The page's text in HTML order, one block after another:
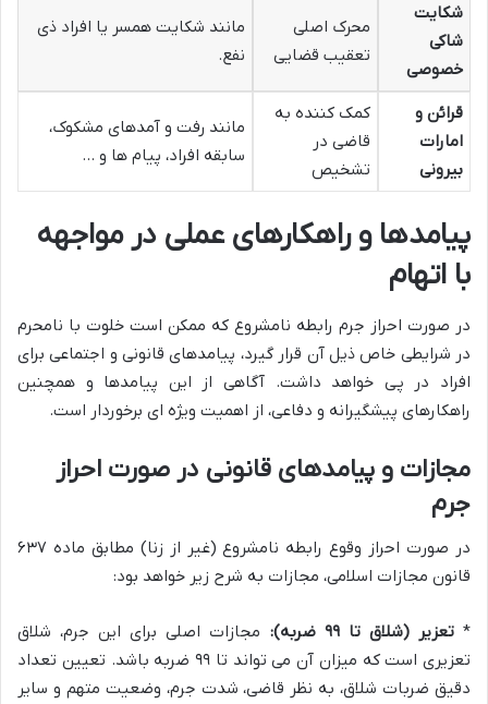
شکایت
شاکی
خصوصی
محرک اصلی
تعقیب قضایی
مانند شکایت همسر یا افراد ذی
نفع.
قرائن و
امارات
بیرونی
کمک کننده به
قاضی در
تشخیص
مانند رفت و آمدهای مشکوک،
سابقه افراد، پیام ها و …
پیامدها و راهکارهای عملی در مواجهه
با اتهام
در صورت احراز جرم رابطه نامشروع که ممکن است خلوت با نامحرم
در شرایطی خاص ذیل آن قرار گیرد، پیامدهای قانونی و اجتماعی برای
افراد در پی خواهد داشت. آگاهی از این پیامدها و همچنین
راهکارهای پیشگیرانه و دفاعی، از اهمیت ویژه ای برخوردار است.
مجازات و پیامدهای قانونی در صورت احراز
جرم
در صورت احراز وقوع رابطه نامشروع (غیر از زنا) مطابق ماده ۶۳۷
قانون مجازات اسلامی، مجازات به شرح زیر خواهد بود:
*تعزیر (شلاق تا ۹۹ ضربه):
مجازات اصلی برای این جرم، شلاق
تعزیری است که میزان آن می تواند تا ۹۹ ضربه باشد. تعیین تعداد
دقیق ضربات شلاق، به نظر قاضی، شدت جرم، وضعیت متهم و سایر